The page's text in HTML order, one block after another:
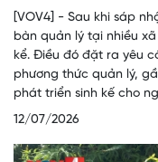
[VOV4] - Sau khi sáp
bàn quản lý tại nhiều
kể. Điều đó đặt ra yêu
phương thức quản lý,
phát triển sinh kế cho
12/07/2026